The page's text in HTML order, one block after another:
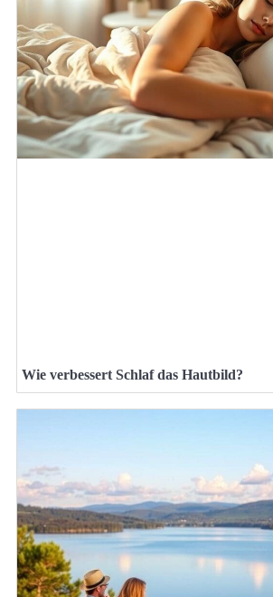
Wie verbessert Schlaf das Hautbild?